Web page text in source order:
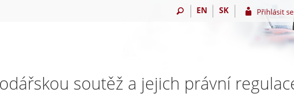
EN SK Přihlásit se